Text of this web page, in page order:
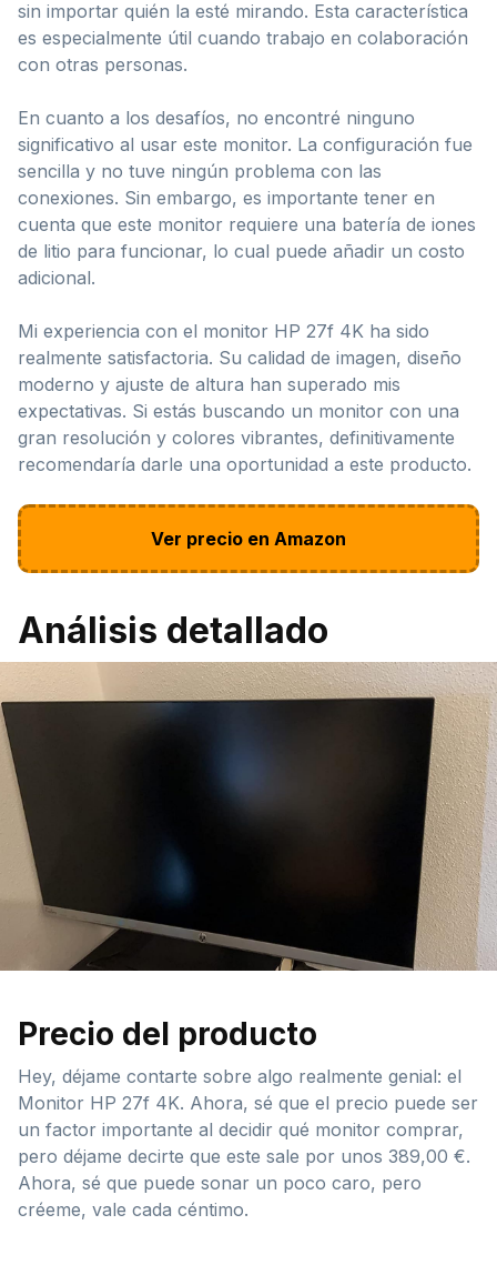
sin importar quién la esté mirando. Esta característica
es especialmente útil cuando trabajo en colaboración
con otras personas.
En cuanto a los desafíos, no encontré ninguno
significativo al usar este monitor. La configuración fue
sencilla y no tuve ningún problema con las
conexiones. Sin embargo, es importante tener en
cuenta que este monitor requiere una batería de iones
de litio para funcionar, lo cual puede añadir un costo
adicional.
Mi experiencia con el monitor HP 27f 4K ha sido
realmente satisfactoria. Su calidad de imagen, diseño
moderno y ajuste de altura han superado mis
expectativas. Si estás buscando un monitor con una
gran resolución y colores vibrantes, definitivamente
recomendaría darle una oportunidad a este producto.
Ver precio en Amazon
Análisis detallado
Precio del producto
Hey, déjame contarte sobre algo realmente genial: el
Monitor HP 27f 4K. Ahora, sé que el precio puede ser
un factor importante al decidir qué monitor comprar,
pero déjame decirte que este sale por unos 389,00 €.
Ahora, sé que puede sonar un poco caro, pero
créeme, vale cada céntimo.